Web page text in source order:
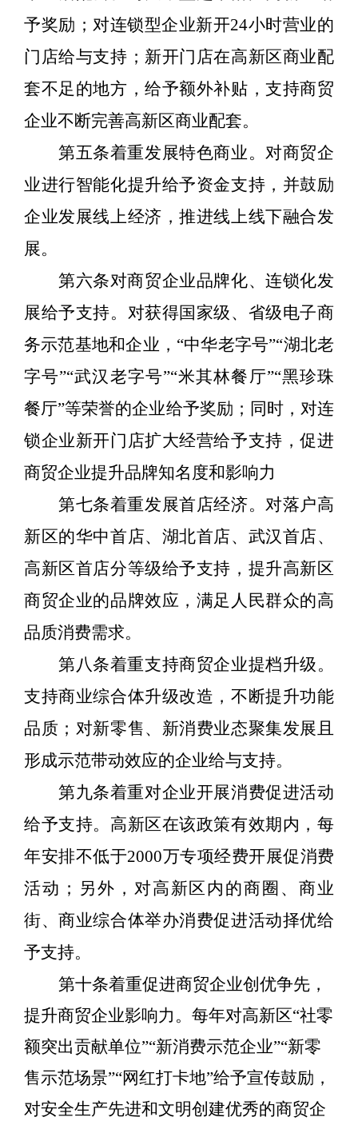
予奖励；对连锁型企业新开24小时营业的
门店给与支持；新开门店在高新区商业配
套不足的地方，给予额外补贴，支持商贸
企业不断完善高新区商业配套。
第五条着重发展特色商业。对商贸企
业进行智能化提升给予资金支持，并鼓励
企业发展线上经济，推进线上线下融合发
展。
第六条对商贸企业品牌化、连锁化发
展给予支持。对获得国家级、省级电子商
务示范基地和企业， “中华老字号”“湖北老
字号”“武汉老字号”“米其林餐厅”“黑珍珠
餐厅”等荣誉的企业给予奖励；同时，对连
锁企业新开门店扩大经营给予支持，促进
商贸企业提升品牌知名度和影响力
第七条着重发展首店经济。对落户高
新区的华中首店、湖北首店、武汉首店、
高新区首店分等级给予支持，提升高新区
商贸企业的品牌效应，满足人民群众的高
品质消费需求。
第八条着重支持商贸企业提档升级。
支持商业综合体升级改造，不断提升功能
品质；对新零售、新消费业态聚集发展且
形成示范带动效应的企业给与支持。
第九条着重对企业开展消费促进活动
给予支持。高新区在该政策有效期内，每
年安排不低于2000万专项经费开展促消费
活动；另外，对高新区内的商圈、商业
街、商业综合体举办消费促进活动择优给
予支持。
第十条着重促进商贸企业创优争先，
提升商贸企业影响力。每年对高新区“社零
额突出贡献单位”“新消费示范企业”“新零
售示范场景”“网红打卡地”给予宣传鼓励，
对安全生产先进和文明创建优秀的商贸企